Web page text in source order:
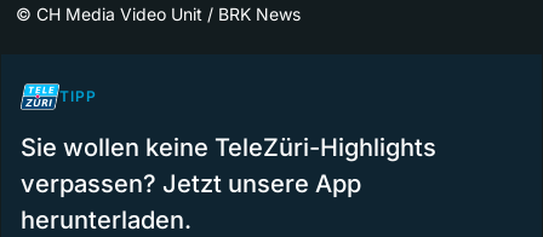
© CH Media Video Unit / BRK News
TIPP
Sie wollen keine TeleZüri-Highlights
verpassen? Jetzt unsere App
herunterladen.